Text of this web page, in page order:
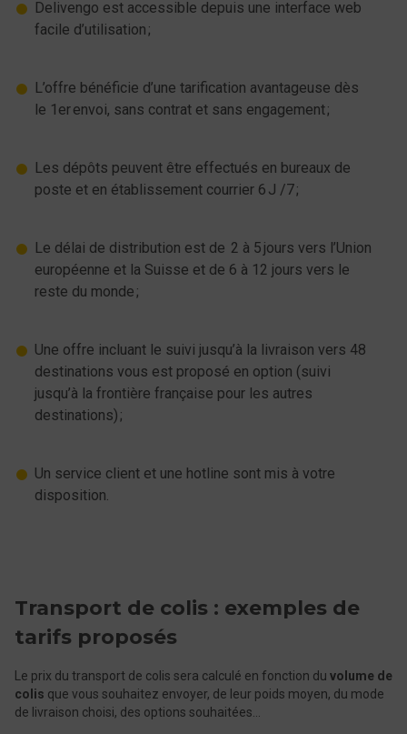
Delivengo est accessible depuis une interface web
facile d’utilisation ;
L’offre bénéficie d’une tarification avantageuse dès
le 1er envoi, sans contrat et sans engagement ;
Les dépôts peuvent être effectués en bureaux de
poste et en établissement courrier 6 J /7 ;
Le délai de distribution est de 2 à 5 jours vers l’Union
européenne et la Suisse et de 6 à 12 jours vers le
reste du monde ;
Une offre incluant le suivi jusqu’à la livraison vers 48
destinations vous est proposé en option (suivi
jusqu’à la frontière française pour les autres
destinations) ;
Un service client et une hotline sont mis à votre
disposition.
Transport de colis : exemples de
tarifs proposés
Le prix du transport de colis sera calculé en fonction du volume de
colis que vous souhaitez envoyer, de leur poids moyen, du mode
de livraison choisi, des options souhaitées...